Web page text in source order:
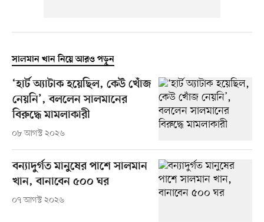
সালমান খান নিয়ে আরও পড়ুন
‘হার্ট অ্যাটাক হয়েছিল, কেউ খোঁজ
নেয়নি’, বললেন সালমানের
বিরুদ্ধে মামলাকারী
০৮ আগস্ট ২০২৬
বন্যাদুর্গত মানুষের পাশে সালমান
খান, বানাবেন ৫০০ ঘর
০৭ আগস্ট ২০২৬